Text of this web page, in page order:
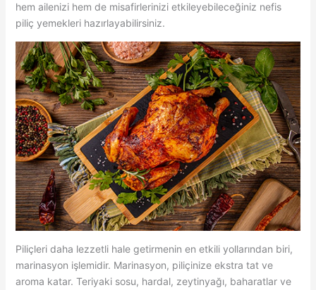
hem ailenizi hem de misafirlerinizi etkileyebileceğiniz nefis
piliç yemekleri hazırlayabilirsiniz.
Piliçleri daha lezzetli hale getirmenin en etkili yollarından biri,
marinasyon işlemidir. Marinasyon, piliçinize ekstra tat ve
aroma katar. Teriyaki sosu, hardal, zeytinyağı, baharatlar ve